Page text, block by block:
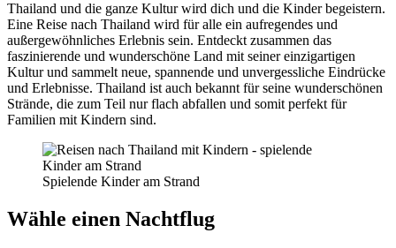
Thailand und die ganze Kultur wird dich und die Kinder begeistern.
Eine Reise nach Thailand wird für alle ein aufregendes und
außergewöhnliches Erlebnis sein. Entdeckt zusammen das
faszinierende und wunderschöne Land mit seiner einzigartigen
Kultur und sammelt neue, spannende und unvergessliche Eindrücke
und Erlebnisse. Thailand ist auch bekannt für seine wunderschönen
Strände, die zum Teil nur flach abfallen und somit perfekt für
Familien mit Kindern sind.
Spielende Kinder am Strand
Wähle einen Nachtflug